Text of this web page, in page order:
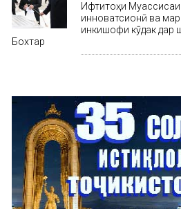
Ифтитоҳи
инноватсионӣ ва
инкишофи кӯдак дар
Бохтар